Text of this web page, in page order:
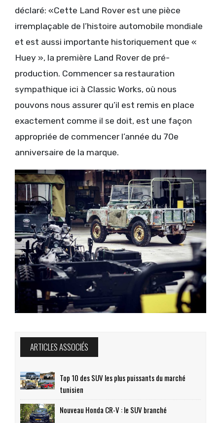
déclaré: «Cette Land Rover est une pièce
irremplaçable de l’histoire automobile mondiale
et est aussi importante historiquement que «
Huey », la première Land Rover de pré-
production. Commencer sa restauration
sympathique ici à Classic Works, où nous
pouvons nous assurer qu’il est remis en place
exactement comme il se doit, est une façon
appropriée de commencer l’année du 70e
anniversaire de la marque.
ARTICLES ASSOCIÉS
Top 10 des SUV les plus puissants du marché
tunisien
Nouveau Honda CR-V : le SUV branché